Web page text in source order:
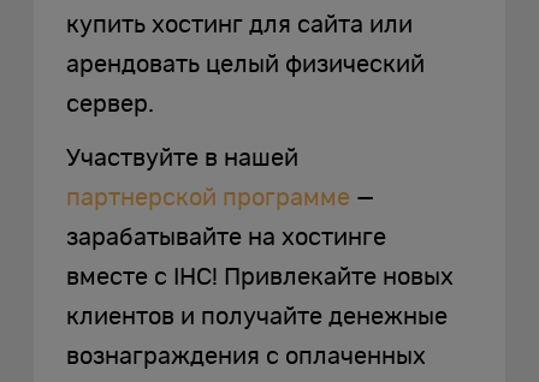
купить хостинг для сайта или
арендовать целый физический
сервер.
Участвуйте в нашей
партнерской программе —
зарабатывайте на хостинге
вместе с IHC! Привлекайте новых
клиентов и получайте денежные
вознаграждения с оплаченных